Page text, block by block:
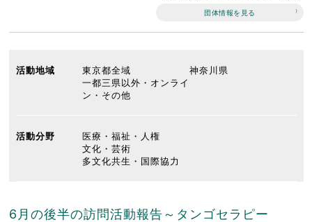
団体情報を見る
活動地域 東京都全域
神奈川県
一都三県以外・オンライ
ン・その他
活動分野
医療・福祉・人権
文化・芸術
多文化共生・国際協力
6月の後半の訪問活動報告～タンゴセラピー